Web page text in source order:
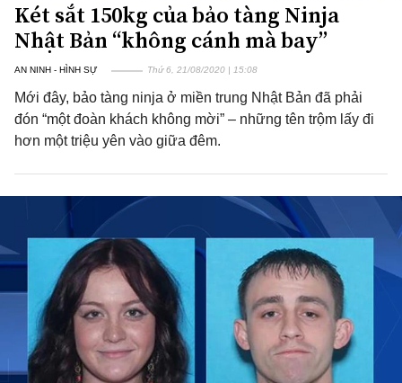
Két sắt 150kg của bảo tàng Ninja
Nhật Bản “không cánh mà bay”
AN NINH - HÌNH SỰ Thứ 6, 21/08/2020 | 15:08
Mới đây, bảo tàng ninja ở miền trung Nhật Bản đã phải
đón “một đoàn khách không mời” – những tên trộm lấy đi
hơn một triệu yên vào giữa đêm.